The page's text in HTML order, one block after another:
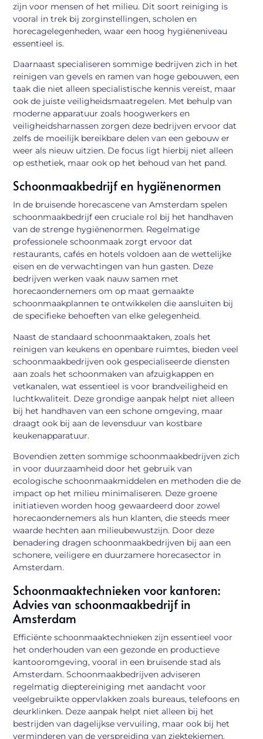
zijn voor mensen of het milieu. Dit soort reiniging is
vooral in trek bij zorginstellingen, scholen en
horecagelegenheden, waar een hoog hygiëneniveau
essentieel is.
Daarnaast specialiseren sommige bedrijven zich in het
reinigen van gevels en ramen van hoge gebouwen, een
taak die niet alleen specialistische kennis vereist, maar
ook de juiste veiligheidsmaatregelen. Met behulp van
moderne apparatuur zoals hoogwerkers en
veiligheidsharnassen zorgen deze bedrijven ervoor dat
zelfs de moeilijk bereikbare delen van een gebouw er
weer als nieuw uitzien. De focus ligt hierbij niet alleen
op esthetiek, maar ook op het behoud van het pand.
Schoonmaakbedrijf en hygiënenormen
In de bruisende horecascene van Amsterdam spelen
schoonmaakbedrijf een cruciale rol bij het handhaven
van de strenge hygiënenormen. Regelmatige
professionele schoonmaak zorgt ervoor dat
restaurants, cafés en hotels voldoen aan de wettelijke
eisen en de verwachtingen van hun gasten. Deze
bedrijven werken vaak nauw samen met
horecaondernemers om op maat gemaakte
schoonmaakplannen te ontwikkelen die aansluiten bij
de specifieke behoeften van elke gelegenheid.
Naast de standaard schoonmaaktaken, zoals het
reinigen van keukens en openbare ruimtes, bieden veel
schoonmaakbedrijven ook gespecialiseerde diensten
aan zoals het schoonmaken van afzuigkappen en
vetkanalen, wat essentieel is voor brandveiligheid en
luchtkwaliteit. Deze grondige aanpak helpt niet alleen
bij het handhaven van een schone omgeving, maar
draagt ook bij aan de levensduur van kostbare
keukenapparatuur.
Bovendien zetten sommige schoonmaakbedrijven zich
in voor duurzaamheid door het gebruik van
ecologische schoonmaakmiddelen en methoden die de
impact op het milieu minimaliseren. Deze groene
initiatieven worden hoog gewaardeerd door zowel
horecaondernemers als hun klanten, die steeds meer
waarde hechten aan milieubewustzijn. Door deze
benadering dragen schoonmaakbedrijven bij aan een
schonere, veiligere en duurzamere horecasector in
Amsterdam.
Schoonmaaktechnieken voor kantoren:
Advies van schoonmaakbedrijf in
Amsterdam
Efficiënte schoonmaaktechnieken zijn essentieel voor
het onderhouden van een gezonde en productieve
kantooromgeving, vooral in een bruisende stad als
Amsterdam. Schoonmaakbedrijven adviseren
regelmatig dieptereiniging met aandacht voor
veelgebruikte oppervlakken zoals bureaus, telefoons en
deurklinken. Deze aanpak helpt niet alleen bij het
bestrijden van dagelijkse vervuiling, maar ook bij het
verminderen van de verspreiding van ziektekiemen.